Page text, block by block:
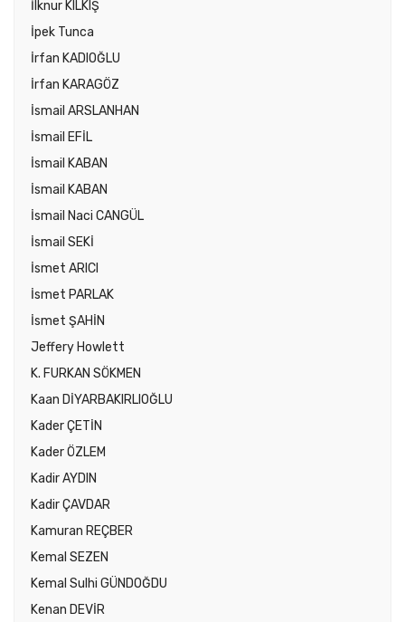
İlknur KILKIŞ
İpek Tunca
İrfan KADIOĞLU
İrfan KARAGÖZ
İsmail ARSLANHAN
İsmail EFİL
İsmail KABAN
İsmail KABAN
İsmail Naci CANGÜL
İsmail SEKİ
İsmet ARICI
İsmet PARLAK
İsmet ŞAHİN
Jeffery Howlett
K. FURKAN SÖKMEN
Kaan DİYARBAKIRLIOĞLU
Kader ÇETİN
Kader ÖZLEM
Kadir AYDIN
Kadir ÇAVDAR
Kamuran REÇBER
Kemal SEZEN
Kemal Sulhi GÜNDOĞDU
Kenan DEVİR